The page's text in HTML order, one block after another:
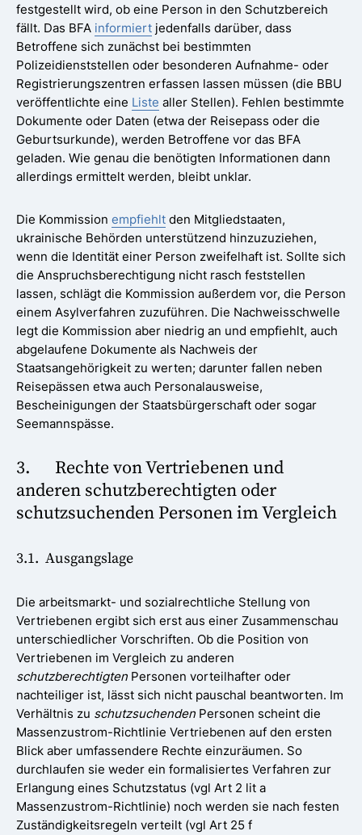
festgestellt wird, ob eine Person in den Schutzbereich
fällt. Das BFA informiert jedenfalls darüber, dass
Betroffene sich zunächst bei bestimmten
Polizeidienststellen oder besonderen Aufnahme- oder
Registrierungszentren erfassen lassen müssen (die BBU
veröffentlichte eine Liste aller Stellen). Fehlen bestimmte
Dokumente oder Daten (etwa der Reisepass oder die
Geburtsurkunde), werden Betroffene vor das BFA
geladen. Wie genau die benötigten Informationen dann
allerdings ermittelt werden, bleibt unklar.
Die Kommission empfiehlt den Mitgliedstaaten,
ukrainische Behörden unterstützend hinzuzuziehen,
wenn die Identität einer Person zweifelhaft ist. Sollte sich
die Anspruchsberechtigung nicht rasch feststellen
lassen, schlägt die Kommission außerdem vor, die Person
einem Asylverfahren zuzuführen. Die Nachweisschwelle
legt die Kommission aber niedrig an und empfiehlt, auch
abgelaufene Dokumente als Nachweis der
Staatsangehörigkeit zu werten; darunter fallen neben
Reisepässen etwa auch Personalausweise,
Bescheinigungen der Staatsbürgerschaft oder sogar
Seemannspässe.
3. Rechte von Vertriebenen und
anderen schutzberechtigten oder
schutzsuchenden Personen im Vergleich
3.1. Ausgangslage
Die arbeitsmarkt- und sozialrechtliche Stellung von
Vertriebenen ergibt sich erst aus einer Zusammenschau
unterschiedlicher Vorschriften. Ob die Position von
Vertriebenen im Vergleich zu anderen
schutzberechtigten Personen vorteilhafter oder
nachteiliger ist, lässt sich nicht pauschal beantworten. Im
Verhältnis zu schutzsuchenden Personen scheint die
Massenzustrom-Richtlinie Vertriebenen auf den ersten
Blick aber umfassendere Rechte einzuräumen. So
durchlaufen sie weder ein formalisiertes Verfahren zur
Erlangung eines Schutzstatus (vgl Art 2 lit a
Massenzustrom-Richtlinie) noch werden sie nach festen
Zuständigkeitsregeln verteilt (vgl Art 25 f